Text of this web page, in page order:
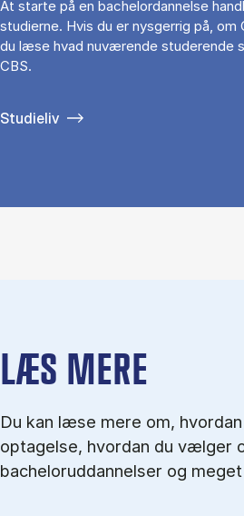
At starte på en bachelordannelse
studierne. Hvis du er nysgerrig på,
du læse hvad nuværende studerende
CBS.
Studieliv
LÆS MERE
Du kan læse mere om,
optagelse, hvordan du vælger
bacheloruddannelser og